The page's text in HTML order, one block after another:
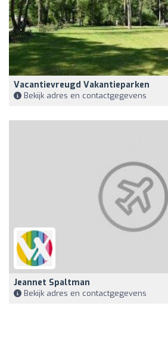
Vacantievreugd Vakantieparken
Bekijk adres en contactgegevens
Jeannet Spaltman
Bekijk adres en contactgegevens